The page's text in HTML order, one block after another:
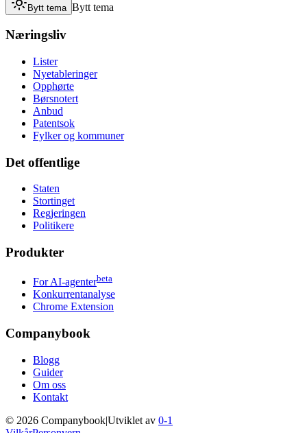
Bytt tema Bytt tema
Næringsliv
Lister
Nyetableringer
Opphørte
Børsnotert
Anbud
Patentsok
Fylker og kommuner
Det offentlige
Staten
Stortinget
Regjeringen
Politikere
Produkter
For AI-agenterbeta
Konkurrentanalyse
Chrome Extension
Companybook
Blogg
Guider
Om oss
Kontakt
© 2026 Companybook|Utviklet av 0-1